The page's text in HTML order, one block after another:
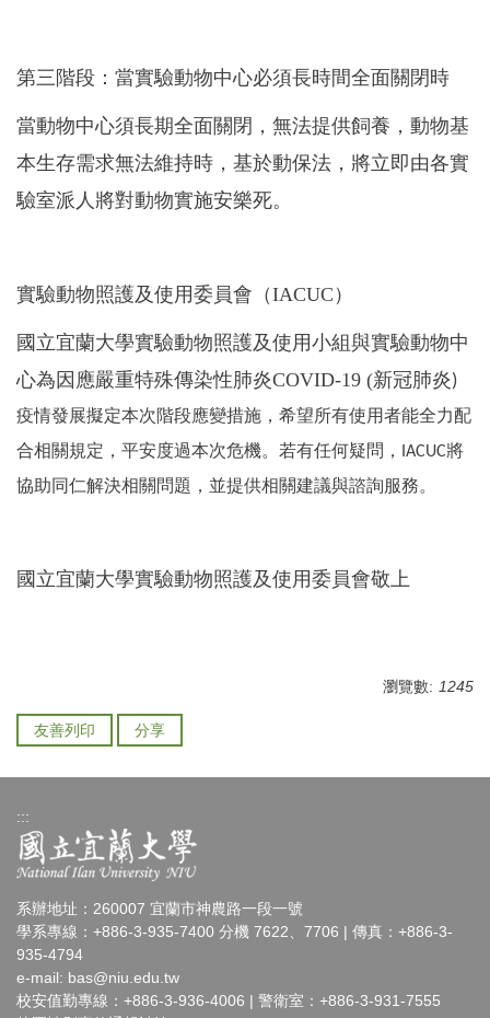
第三階段：當實驗動物中心必須長時間全面關閉時
當動物中心須長期全面關閉，無法提供飼養，動物基
本生存需求無法維持時，基於動保法，將立即由各實
驗室派人將對動物實施安樂死。
實驗動物照護及使用委員會（IACUC ）
國立宜蘭大學實驗動物照護及使用小組與實驗動物中
心為因應嚴重特殊傳染性肺炎COVID-19 (新冠肺炎)
疫情發展擬定本次階段應變措施，希望所有使用者能全力配
合相關規定，平安度過本次危機。若有任何疑問，IACUC將
協助同仁解決相關問題，並提供相關建議與諮詢服務。
國立宜蘭大學實驗動物照護及使用委員會敬上
瀏覽數: 1245
友善列印 分享
:::
系辦地址：260007 宜蘭市神農路一段一號
學系專線：+886-3-935-7400 分機 7622、7706 | 傳真：+886-3-
935-4794
e-mail: bas@niu.edu.tw
校安值勤專線：+886-3-936-4006 | 警衛室：+886-3-931-7555